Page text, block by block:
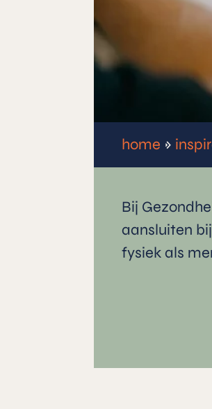
home »
Bij
aansluiten
fysiek als